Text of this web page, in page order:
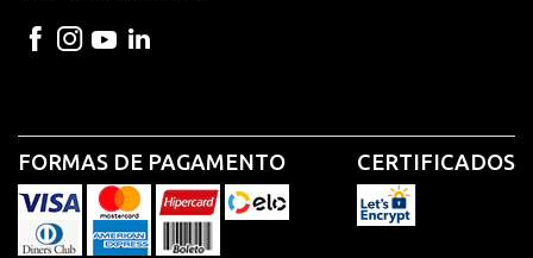
FORMAS DE PAGAMENTO CERTIFICADOS